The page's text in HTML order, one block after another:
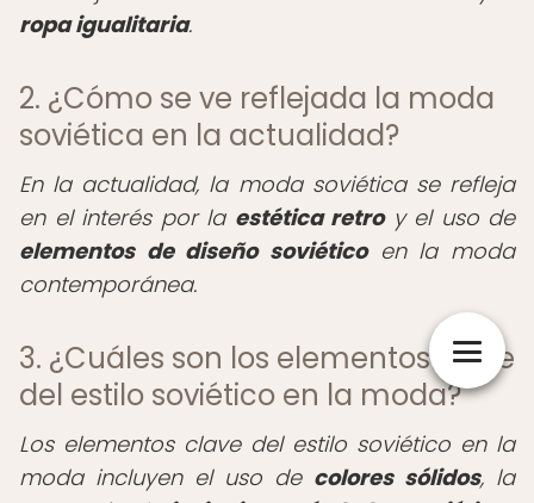
ropa igualitaria.
2. ¿Cómo se ve reflejada la moda
soviética en la actualidad?
En la actualidad, la moda soviética se refleja
en el interés por la estética retroy el uso de
elementos de diseño soviéticoen la moda
contemporánea.
3. ¿Cuáles son los elementos clave
del estilo soviético en la moda?
Los elementos clave del estilo soviético en la
moda incluyen el uso de colores sólidos, la